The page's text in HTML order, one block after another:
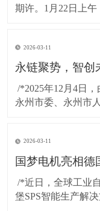
期许。1月22日上
挂，专程到访湖南
守岗位的困难职工
2026-03-11
永州市委、永州市
图”为主题，汇聚了
共商发展大计，共
2026-03-11
堡SPS智能生产解